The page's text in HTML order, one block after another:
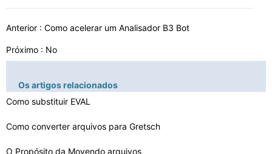
Anterior : Como acelerar um Analisador B3 Bot
Próximo : No
Os artigos relacionados
Como substituir EVAL
Como converter arquivos para Gretsch
O Propósito da Movendo arquivos